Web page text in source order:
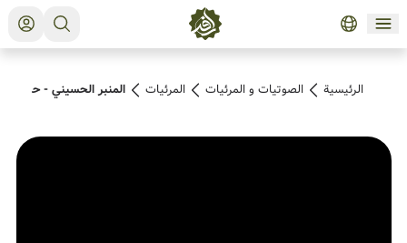
الرئيسية الصوتیات و المرئیات المرئیات المنبر الحسيني - حسين